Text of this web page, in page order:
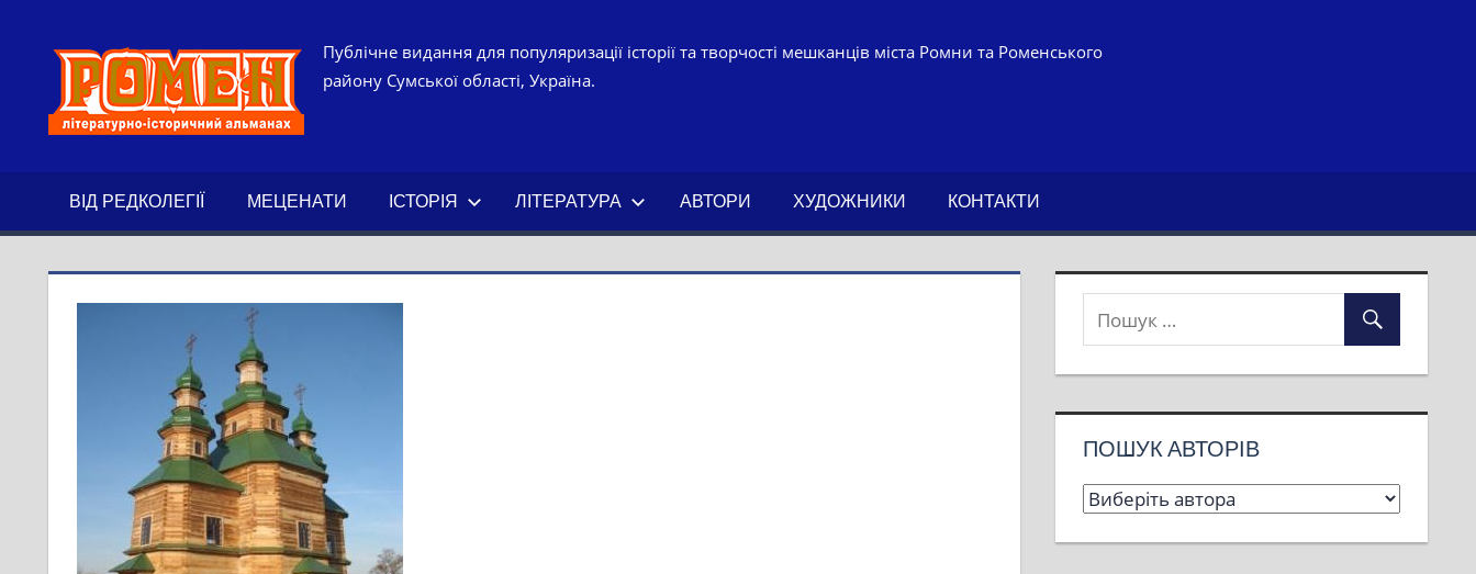
РОМЕН.
ІСТОРИЧНИЙ
АЛЬМАНАХ.
Публічне видання для популяризації історії та творчості мешканців міста Ромни та Роменського
району Сумської області, Україна.
ВІД РЕДКОЛЕГІЇ МЕЦЕНАТИ ІСТОРІЯ ЛІТЕРАТУРА АВТОРИ ХУДОЖНИКИ КОНТАКТИ
ПОШУК АВТОРІВ